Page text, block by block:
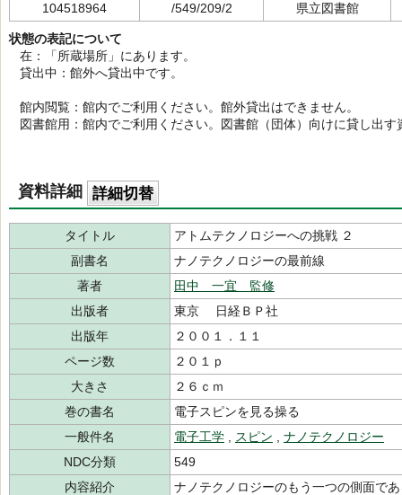
104518964
/549/209/2 県立図書館
状態の表記について
在：「所蔵場所」にあります。
貸出中：館外へ貸出中です。
館内閲覧：館内でご利用ください。館外貸出はできません。
図書館用：館内でご利用ください。図書館（団体）向けに貸し出す
資料詳細 詳細切替
タイトル
アトムテクノロジーへの挑戦 ２
副書名
ナノテクノロジーの最前線
著者
田中 一宜 監修
出版者
東京 日経ＢＰ社
出版年
２００１．１１
ページ数
２０１ｐ
大きさ
２６ｃｍ
巻の書名
電子スピンを見る操る
一般件名
電子工学 スピン
ナノテクノロジー
NDC分類
549
内容紹介
ナノテクノロジーのもう一つの側面で